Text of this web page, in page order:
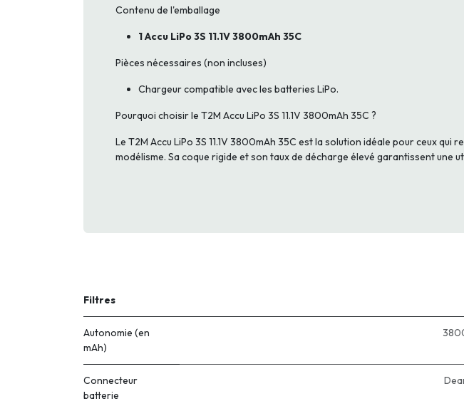
Contenu de l'emballage
1 Accu LiPo 3S 11.1V 3800mAh 35C
Pièces nécessaires (non incluses)
Chargeur compatible avec les batteries LiPo.
Pourquoi choisir le T2M Accu LiPo 3S 11.1V 3800mAh 35C ?
Le T2M Accu LiPo 3S 11.1V 3800mAh 35C est la solution idéale pour ceux
modélisme. Sa coque rigide et son taux de décharge élevé garantissent une
Filtres
Autonomie (en
mAh)
Connecteur
batterie